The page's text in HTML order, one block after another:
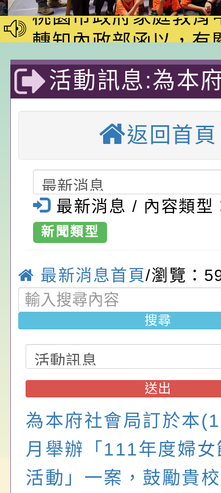
動—儒門初開 智慧
桃園市政府家庭教育
家8月課程資訊」、
電影營」、「祖孫樂
「愛『原原』不絕-
樂會」、「邁向下一
列講座及成長團體
轉知內政部函以，有
員會函釋公務員留職
赴陸應申請許可一案
中興國民小學115學
期第1次第7-9招代課
甄選公告
本校「115學年度國
校課程計畫」核定一
轉知教育部國民及學
辦理「115年度教育
前教育署辦理性別平
置課程與教學人才庫
畫」一案， 請教師
請，請查照。
公告:桃園市政府腸
施問答集
轉知:桃園市交通局
減碳存摺2.0」全民
桃園市政府家庭教
年度祖孫樂淘桃－祖
祝活動」海報電子檔
關（構）、學校、民
名參加，請查照
轉知有關銓敘部建置
員退休所得重審後實
亦可利用
「2026桃園市孔廟
家8月課程資訊」、
電影營」、「祖孫樂
「愛『原原』不絕-
樂會」、「邁向下一
列講座及成長團體」
轉知內政部函以，有
員會函釋公務員留職
赴陸應申請許可一案
中興國民小學115學
期第1次第7-9招代課
甄選公告
本校「115學年度國
校課程計畫」核定一
轉知教育部國民及學
辦理「115年度教育
前教育署辦理性別
置課程與教學人才庫
畫」一案， 請教師
請，請查照。
公告:桃園市政府腸
施問答集
轉知:桃園市交通局
減碳存摺2.0」全民
桃園市政府家庭教育
年度祖孫樂淘桃－祖
祝活動」海報電子檔
轉知有關銓敘部建置
員退休所得重審後實
活動訊息:為本
訂於本(111)年
「111年度婦
活動」一案，
所屬人員踴躍
加，請查照。-
溪區中興國民
返回首頁
最新消息 / 內容類型
新聞類型
最新消息首頁/瀏覽：
搜尋
送出
為本府社會局訂於本
月舉辦「111年度婦
活動」一案，鼓勵貴